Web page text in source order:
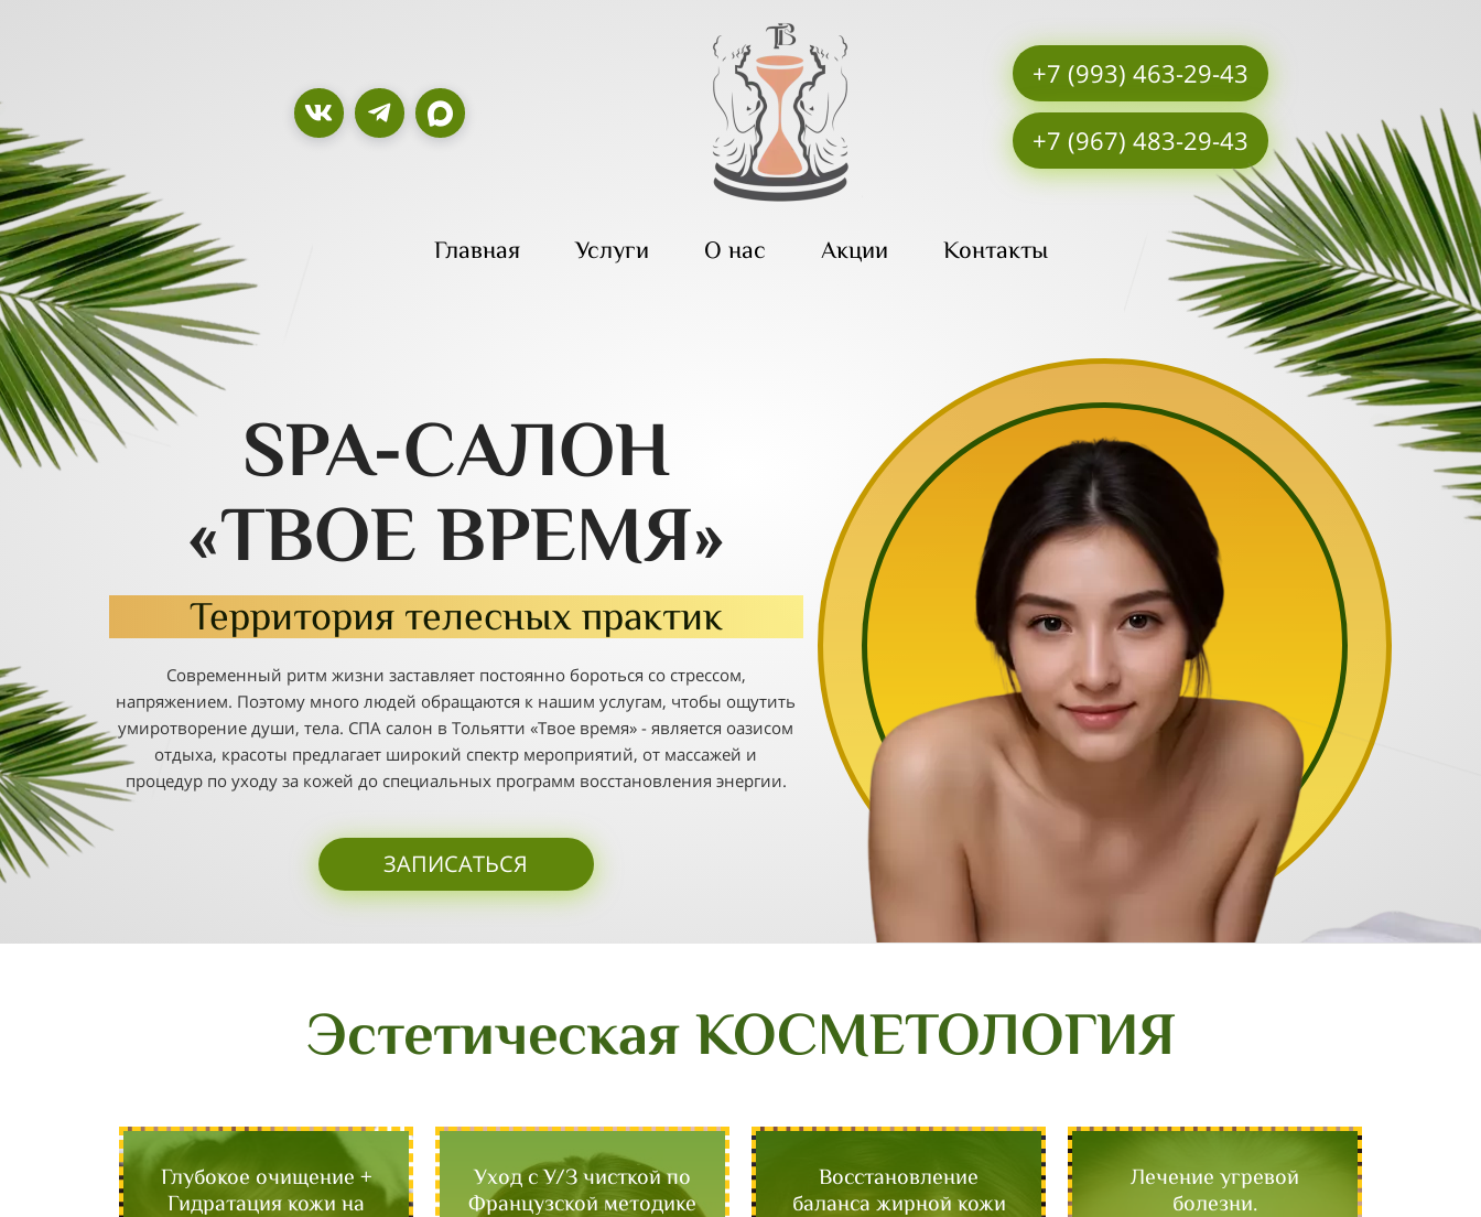
+7 (993) 463-29-43
+7 (967) 483-29-43
Главная Услуги О нас Акции Контакты
SPA-САЛОН
«ТВОЕ ВРЕМЯ»
Территория телесных практик
Современный ритм жизни заставляет постоянно бороться со стрессом,
напряжением. Поэтому много людей обращаются к нашим услугам, чтобы ощутить
умиротворение души, тела. СПА салон в Тольятти «Твое время» - является оазисом
отдыха, красоты предлагает широкий спектр мероприятий, от массажей и
процедур по уходу за кожей до специальных программ восстановления энергии.
ЗАПИСАТЬСЯ
Эстетическая КОСМЕТОЛОГИЯ
Глубокое очищение +
Гидратация кожи на
Уход с У/З чисткой по
Французской методике
Восстановление
баланса жирной кожи
Лечение угревой
болезни.